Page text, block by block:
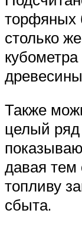
торфяных
столько
Также
целый
давая
топливу
сбыта.